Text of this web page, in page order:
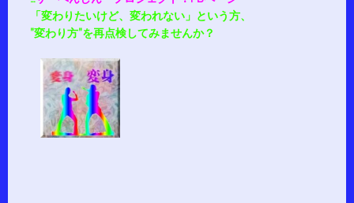
「変わりたいけど、変われない」という方、
”変わり方”を再点検してみませんか？